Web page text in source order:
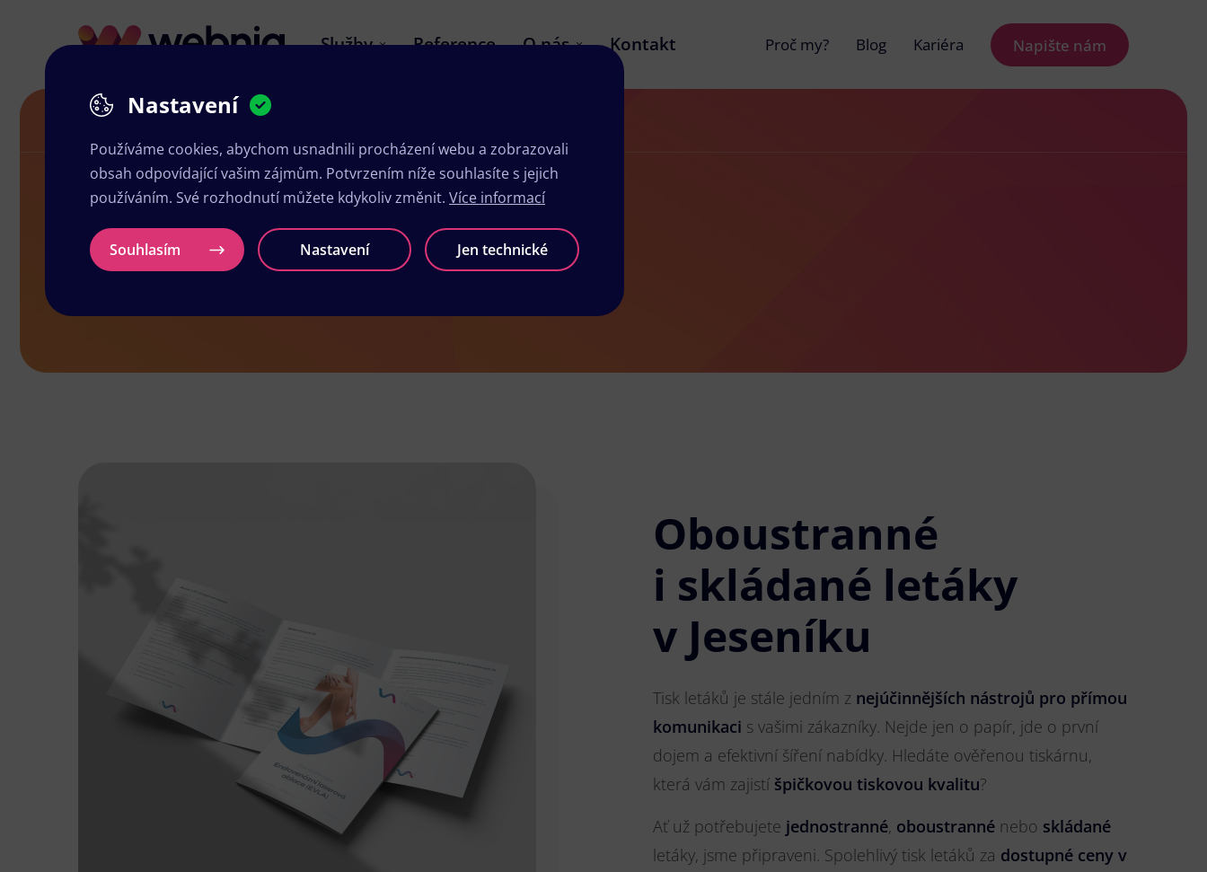
Služby Reference O nás Kontakt Proč my? Blog Kariéra Napište nám
Letáky v Jeseníku
Oboustranné
i skládané letáky
v Jeseníku
Tisk letáků je stále jedním z nejúčinnějších nástrojů pro přímou
komunikaci s vašimi zákazníky. Nejde jen o papír, jde o první
dojem a efektivní šíření nabídky. Hledáte ověřenou tiskárnu,
která vám zajistí špičkovou tiskovou kvalitu?
Ať už potřebujete jednostranné, oboustranné nebo skládané
letáky, jsme připraveni. Spolehlivý tisk letáků za dostupné ceny v
Nastavení
Používáme cookies, abychom usnadnili procházení webu a zobrazovali
obsah odpovídající vašim zájmům. Potvrzením níže souhlasíte s jejich
používáním. Své rozhodnutí můžete kdykoliv změnit. Více informací
Souhlasím Nastavení Jen technické